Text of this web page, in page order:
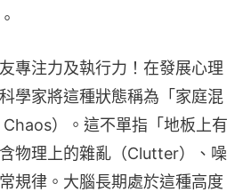
專注力及執行力！在發展心理
學家將這種狀態稱為「家庭混
）。這不單指「地板上有
物理上的雜亂（Clutter）、噪
規律。大腦長期處於這種高度